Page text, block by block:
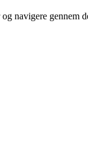
navigere gennem